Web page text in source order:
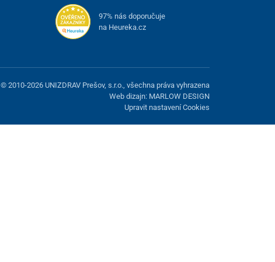
97% nás doporučuje
na Heureka.cz
© 2010-2026 UNIZDRAV Prešov, s.r.o., všechna práva vyhrazena
Web dizajn: MARLOW DESIGN
Upravit nastavení Cookies